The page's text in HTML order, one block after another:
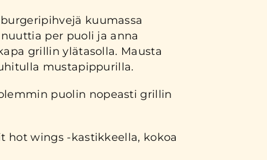
kuumassa
per puoli ja anna
grillin ylätasolla. Mausta
mustapippurilla.
puolin nopeasti grillin
hot wings -kastikkeella, kokoa